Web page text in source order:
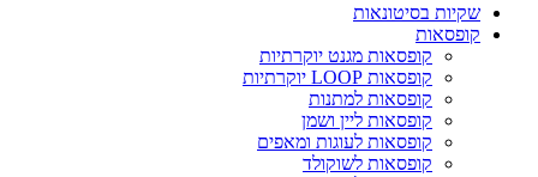
שקיות בסיטונאות
קופסאות
קופסאות מגנט יוקרתיות
קופסאות LOOP יוקרתיות
קופסאות למתנות
קופסאות ליין ושמן
קופסאות לעוגות ומאפים
קופסאות לשוקולד